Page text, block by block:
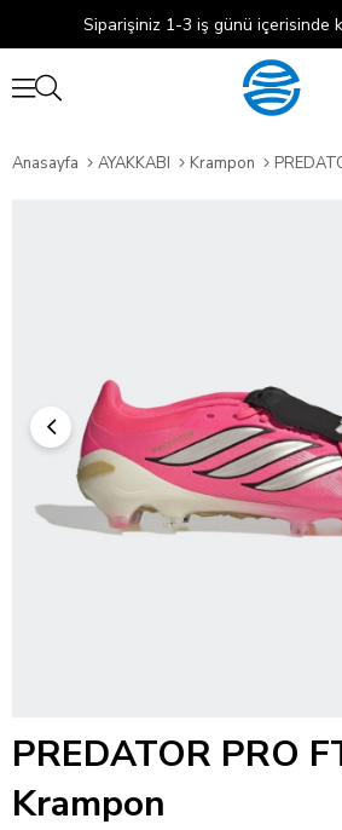
Siparişiniz 1-3 iş günü içerisinde
Anasayfa AYAKKABI Krampon
PREDATOR PRO
Krampon